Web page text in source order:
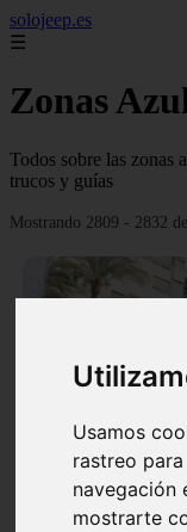
Usamos
rastreo
navegación
mostrarte
solojeep.es
☰
Zonas
Todos sobre las zonas
trucos y guías
Mostrando 2809 - 2832
▷ Zona Azul